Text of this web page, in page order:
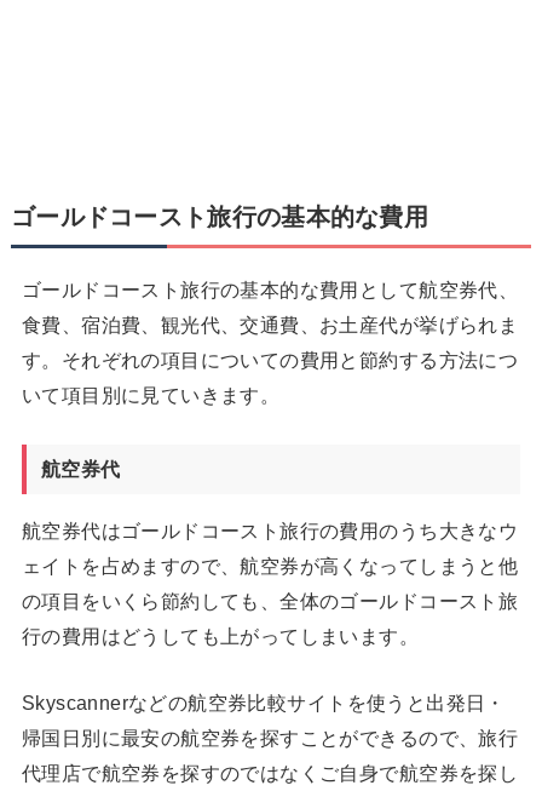
ゴールドコースト旅行の基本的な費用
ゴールドコースト旅行の基本的な費用として航空券代、
食費、宿泊費、観光代、交通費、お土産代が挙げられま
す。それぞれの項目についての費用と節約する方法につ
いて項目別に見ていきます。
航空券代
航空券代はゴールドコースト旅行の費用のうち大きなウ
ェイトを占めますので、航空券が高くなってしまうと他
の項目をいくら節約しても、全体のゴールドコースト旅
行の費用はどうしても上がってしまいます。
Skyscannerなどの航空券比較サイトを使うと出発日・
帰国日別に最安の航空券を探すことができるので、旅行
代理店で航空券を探すのではなくご自身で航空券を探し